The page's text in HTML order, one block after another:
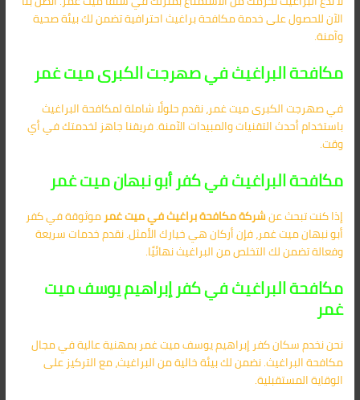
الآن للحصول على خدمة مكافحة براغيث احترافية تضمن لك بيئة صحية
وآمنة.
مكافحة البراغيث في صهرجت الكبرى ميت غمر
في صهرجت الكبرى ميت غمر، نقدم حلولًا شاملة لمكافحة البراغيث
باستخدام أحدث التقنيات والمبيدات الآمنة. فريقنا جاهز لخدمتك في أي
وقت.
مكافحة البراغيث في كفر أبو نبهان ميت غمر
إذا كنت تبحث عنشركة مكافحة براغيث في ميت غمرموثوقة في كفر
أبو نبهان ميت غمر، فإن أركان هي خيارك الأمثل. نقدم خدمات سريعة
وفعالة تضمن لك التخلص من البراغيث نهائيًا.
مكافحة البراغيث في كفر إبراهيم يوسف ميت
غمر
نحن نخدم سكان كفر إبراهيم يوسف ميت غمر بمهنية عالية في مجال
مكافحة البراغيث. نضمن لك بيئة خالية من البراغيث، مع التركيز على
الوقاية المستقبلية.